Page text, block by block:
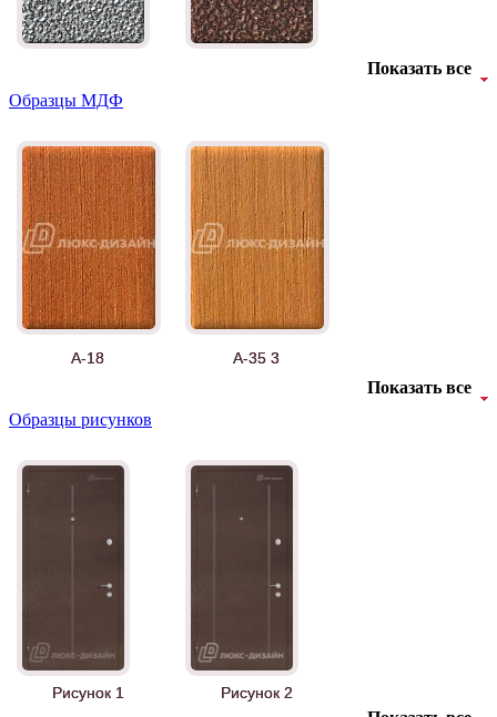
Показать все
Образцы МДФ
А-18 А-35 3
Показать все
Образцы рисунков
Рисунок 1 Рисунок 2